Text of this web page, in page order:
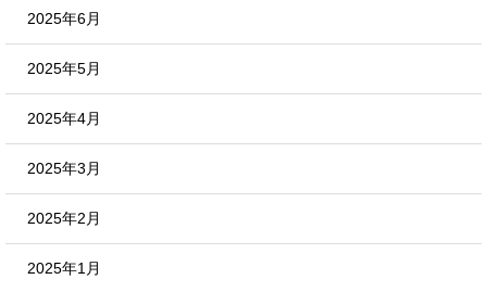
2025年6月
2025年5月
2025年4月
2025年3月
2025年2月
2025年1月